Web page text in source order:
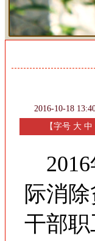
2016-10-18
【字号 大 中
2016
际消
干部